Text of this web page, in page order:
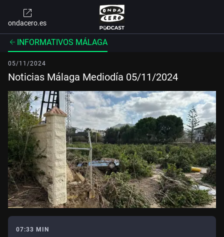
ondacero.es
INFORMATIVOS MÁLAGA
05/11/2024
Noticias Málaga Mediodía 05/11/2024
07:33 MIN